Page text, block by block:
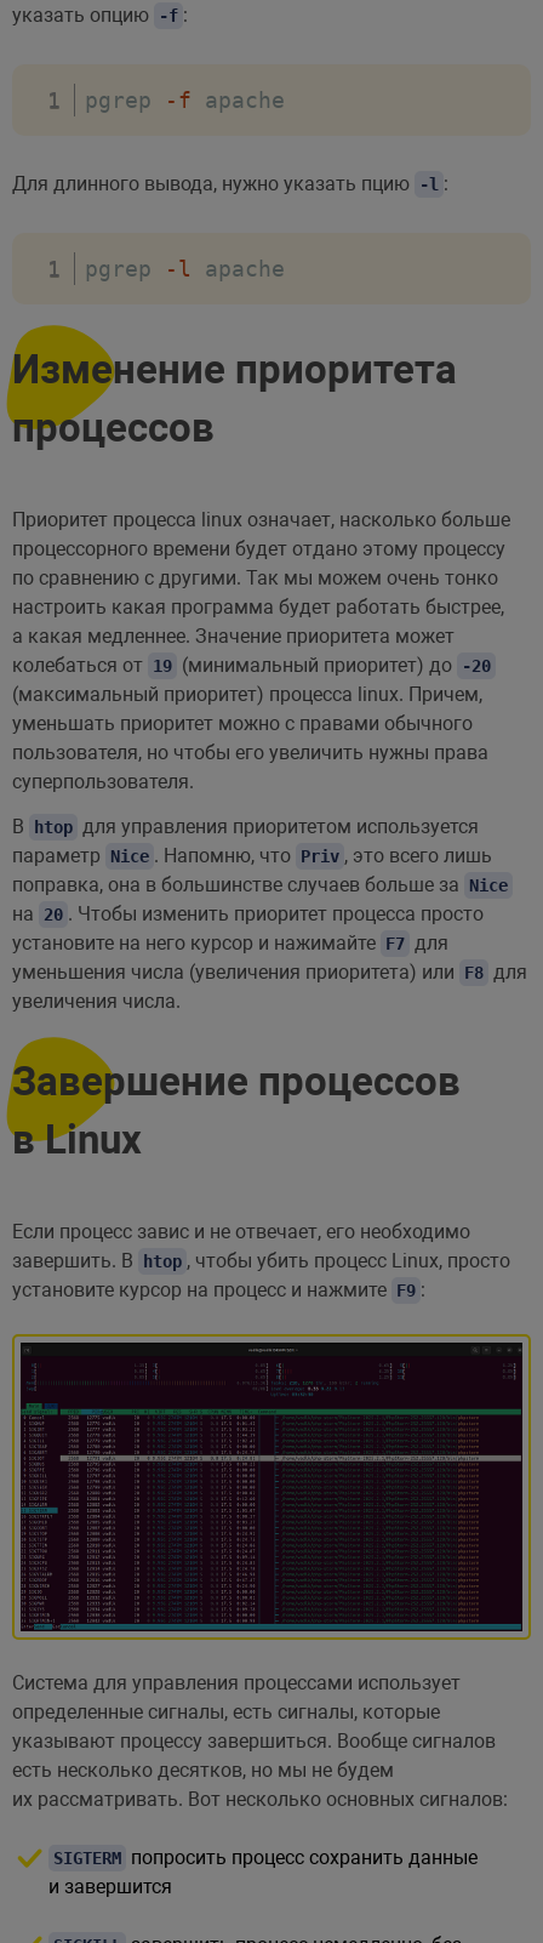
указать опцию
-f :
pgrep -f apache
Для длинного вывода, нужно указать пцию -l :
pgrep -l apache
Изменение приоритета
процессов
Приоритет процесса linux означает, насколько больше
процессорного времени будет отдано этому процессу
по сравнению с другими. Так мы можем очень тонко
настроить какая программа будет работать быстрее,
а какая медленнее. Значение приоритета может
колебаться от 19 (минимальный приоритет) до -20
(максимальный приоритет) процесса linux. Причем,
уменьшать приоритет можно с правами обычного
пользователя, но чтобы его увеличить нужны права
суперпользователя.
В
htop для управления приоритетом используется
параметр
Nice . Напомню, что Priv , это всего лишь
поправка, она в большинстве случаев больше за
Nice
на 20 . Чтобы изменить приоритет процесса просто
установите на него курсор и нажимайте F7 для
уменьшения числа (увеличения приоритета) или
F8 для
увеличения числа.
Завершение процессов
в Linux
Если процесс завис и не отвечает, его необходимо
завершить. В
htop , чтобы убить процесс Linux, просто
установите курсор на процесс и нажмите F9 :
Система для управления процессами использует
определенные сигналы, есть сигналы, которые
указывают процессу завершиться. Вообще сигналов
есть несколько десятков, но мы не будем
их рассматривать. Вот несколько основных сигналов:
SIGTERM попросить процесс сохранить данные
и завершится